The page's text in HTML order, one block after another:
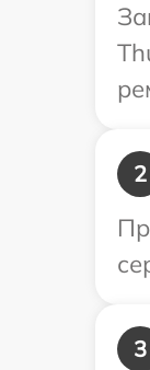
2
3